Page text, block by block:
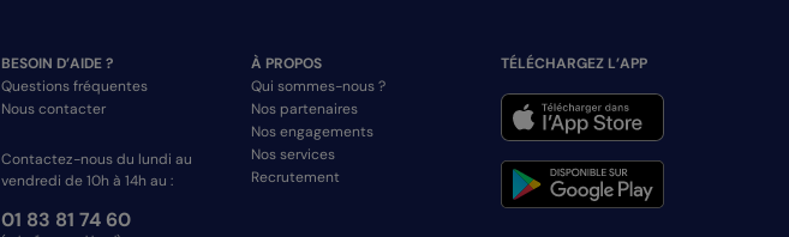
BESOIN D’AIDE ?
Questions fréquentes
Nous contacter
Contactez-nous du lundi au
vendredi de 10h à 14h au :
01 83 81 74 60
À PROPOS
Qui sommes-nous ?
Nos partenaires
Nos engagements
Nos services
Recrutement
TÉLÉCHARGEZ L’APP